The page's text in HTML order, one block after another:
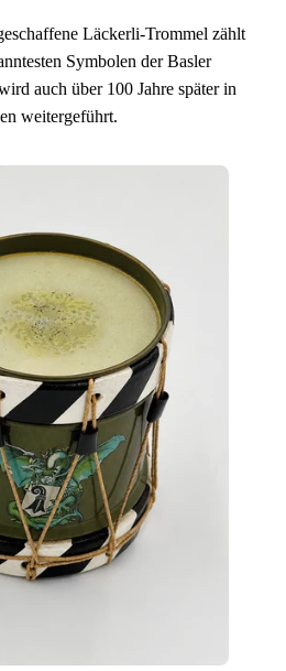
Läckerli-Trommel zählt
Symbolen der Basler
auch über 100 Jahre später in
weitergeführt.